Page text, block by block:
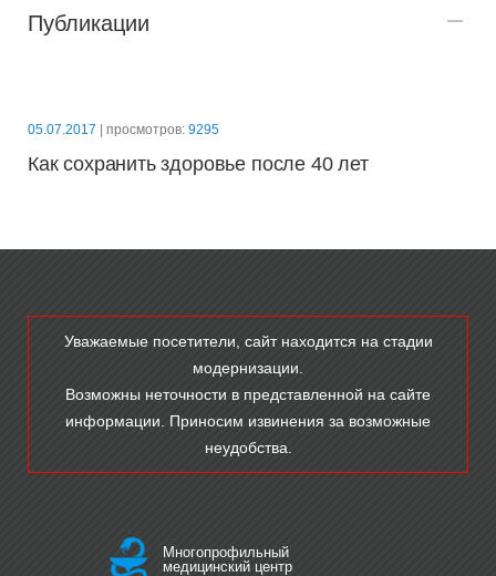
Публикации
05.07.2017 | просмотров: 9295
Как сохранить здоровье после 40 лет
Уважаемые посетители, сайт находится на стадии
модернизации.
Возможны неточности в представленной на сайте
информации. Приносим извинения за возможные
неудобства.
Многопрофильный
медицинский центр